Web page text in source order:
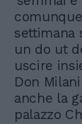
settimana
un do ut
uscire
Don
anche la
palazzo